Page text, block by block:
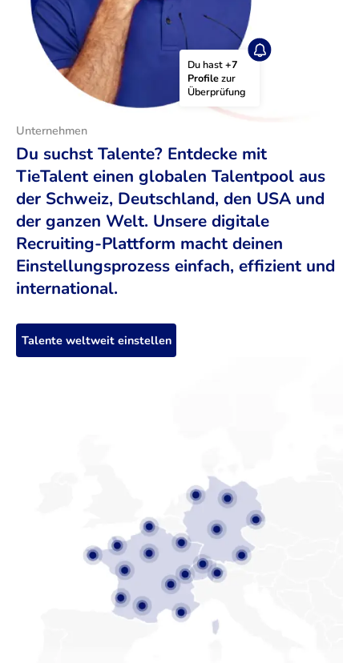
Du hast +7
Profile zur
Überprüfung
Unternehmen
Du suchst Talente? Entdecke mit
TieTalent einen globalen Talentpool aus
der Schweiz, Deutschland, den USA und
der ganzen Welt. Unsere digitale
Recruiting-Plattform macht deinen
Einstellungsprozess einfach, effizient und
international.
Talente weltweit einstellen